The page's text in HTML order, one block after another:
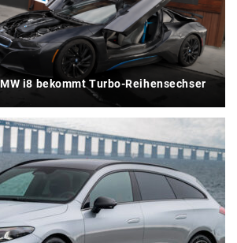
i8 bekommt Turbo-Reihensechser